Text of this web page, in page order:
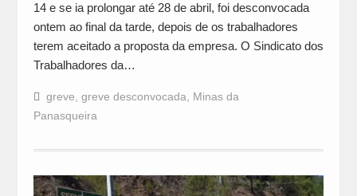
14 e se ia prolongar até 28 de abril, foi desconvocada
ontem ao final da tarde, depois de os trabalhadores
terem aceitado a proposta da empresa. O Sindicato dos
Trabalhadores da…
greve, greve desconvocada, Minas da
Panasqueira